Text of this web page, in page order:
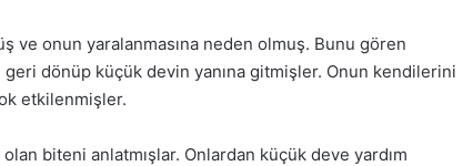
ve onun yaralanmasına neden olmuş. Bunu gören
dönüp küçük devin yanına gitmişler. Onun kendilerini
etkilenmişler.
biteni anlatmışlar. Onlardan küçük deve yardım